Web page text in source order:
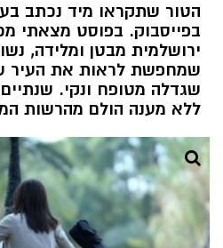
הטור שתקראו מיד נכתב
בפייסבוק. בפוסט מצאתי
ירושלמית מבטן ומלידה,
שמחפשת לראות את העיר
שגדלה מטופח ונקי.
ללא מענה הולם מהרשות